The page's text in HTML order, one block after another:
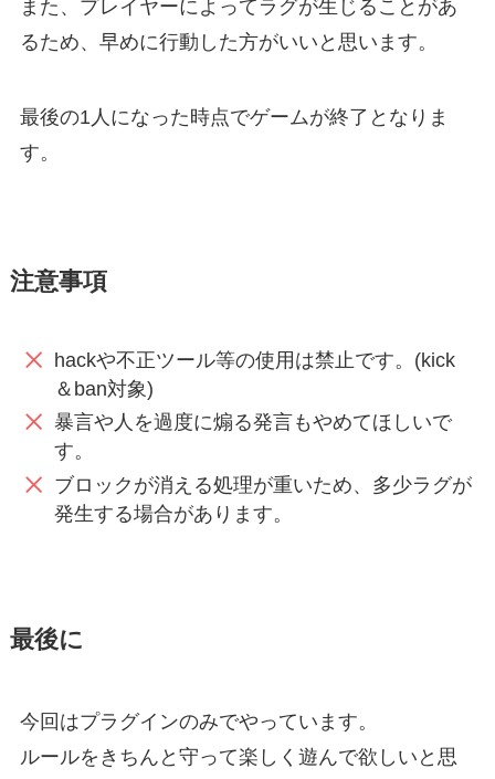
また、プレイヤーによってラグが生じることがあ
るため、早めに行動した方がいいと思います。
最後の1人になった時点でゲームが終了となりま
す。
注意事項
hackや不正ツール等の使用は禁止です。(kick
＆ban対象)
暴言や人を過度に煽る発言もやめてほしいで
す。
ブロックが消える処理が重いため、多少ラグが
発生する場合があります。
最後に
今回はプラグインのみでやっています。
ルールをきちんと守って楽しく遊んで欲しいと思